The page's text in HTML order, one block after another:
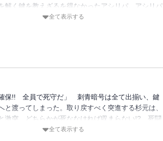
解く鍵を教えざるを得なかったアシリパ。アシリパ
号解読戦へ!! ついに、ゴールデンカムイが眠る土
全て表示する
確保!! 全員で死守だ」 刺青暗号は全て出揃い、鍵
と渡ってしまった。取り戻すべく突進する杉元は、
激突、どちらかが死ななければ収まらない!? 死闘
見を追う土方一味、ソフィア率いるパルチザン。
全て表示する